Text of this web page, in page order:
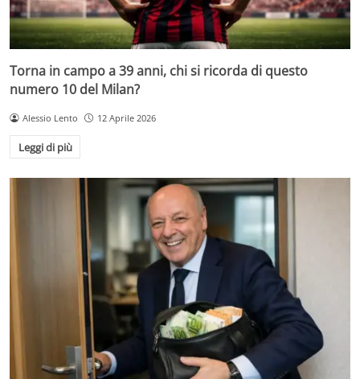
Torna in campo a 39 anni, chi si ricorda di questo
numero 10 del Milan?
Alessio Lento 12 Aprile 2026
Leggi di più